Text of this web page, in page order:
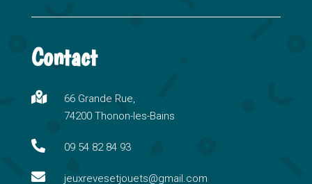
l
e
n
a
i
e
Contact

66 Grande Rue,
74200 Thonon-les-Bains
 09 54 82 84 93
 jeuxrevesetjouets@gmail.com